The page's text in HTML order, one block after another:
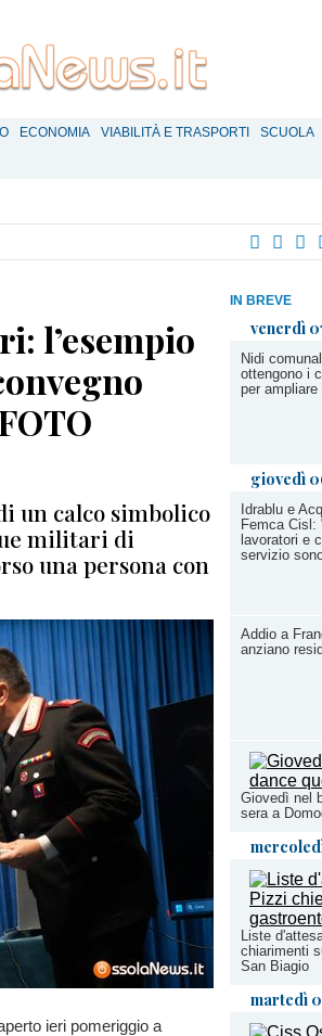
ECONOMIA VIABILITÀ E TRASPORTI SCUOLA
IN BREVE
venerdì
Nidi
ottengono i
per ampliare
giovedì
Idrablu e
Femca Cisl:
lavoratori e
servizio
Addio a
anziano
Giovedì nel
sera a
Liste
chiarimenti
San Biagio
martedì
l’esempio
un calco simbolico
militari di
una persona con
ieri pomeriggio a